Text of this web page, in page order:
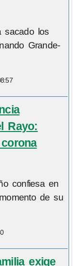
sacado los
Grande-
Rayo:
confiesa en
de su
exige